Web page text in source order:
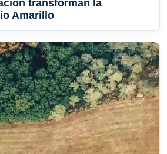
transforman la
Amarillo